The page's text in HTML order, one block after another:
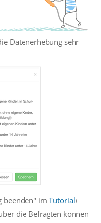
Datenerhebung sehr
beenden" im Tutorial)
die Befragten können